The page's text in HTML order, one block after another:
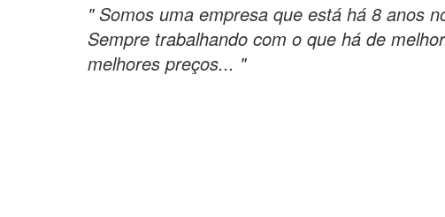
" Somos uma empresa que está há 8 anos
Sempre trabalhando com o que há de
melhores preços... "